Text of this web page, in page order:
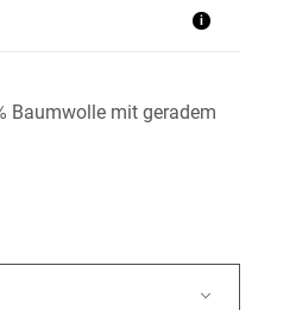
i
Baumwolle mit geradem